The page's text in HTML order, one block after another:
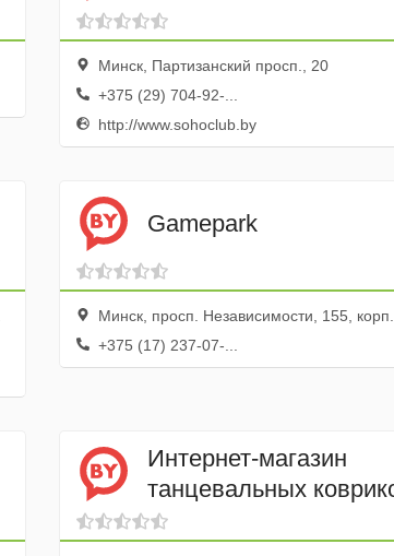
Минск, Партизанский просп., 20
+375 (29) 704-92-...
http://www.sohoclub.by
Gamepark
Минск, просп. Независимости, 155, корп.1, Торговый Центр
+375 (17) 237-07-...
Интернет-магазин
танцевальных
DancePads.By